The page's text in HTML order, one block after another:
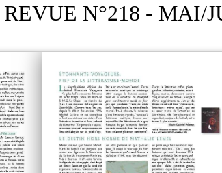
REVUE N°218 - MAI/